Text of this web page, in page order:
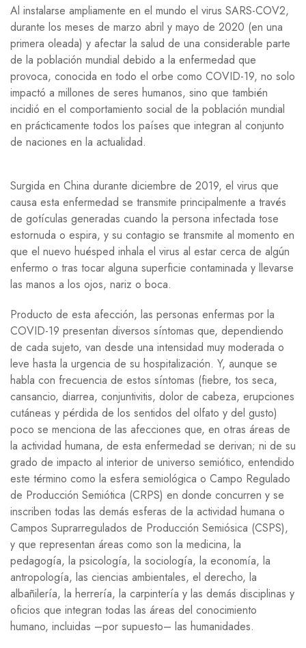
Al instalarse ampliamente en el mundo el virus SARS-COV2,
durante los meses de marzo abril y mayo de 2020 (en una
primera oleada) y afectar la salud de una considerable parte
de la población mundial debido a la enfermedad que
provoca, conocida en todo el orbe como COVID-19, no solo
impactó a millones de seres humanos, sino que también
incidió en el comportamiento social de la población mundial
en prácticamente todos los países que integran al conjunto
de naciones en la actualidad.
Surgida en China durante diciembre de 2019, el virus que
causa esta enfermedad se transmite principalmente a través
de gotículas generadas cuando la persona infectada tose
estornuda o espira, y su contagio se transmite al momento en
que el nuevo huésped inhala el virus al estar cerca de algún
enfermo o tras tocar alguna superficie contaminada y llevarse
las manos a los ojos, nariz o boca.
Producto de esta afección, las personas enfermas por la
COVID-19 presentan diversos síntomas que, dependiendo
de cada sujeto, van desde una intensidad muy moderada o
leve hasta la urgencia de su hospitalización. Y, aunque se
habla con frecuencia de estos síntomas (fiebre, tos seca,
cansancio, diarrea, conjuntivitis, dolor de cabeza, erupciones
cutáneas y pérdida de los sentidos del olfato y del gusto)
poco se menciona de las afecciones que, en otras áreas de
la actividad humana, de esta enfermedad se derivan; ni de su
grado de impacto al interior de universo semiótico, entendido
este término como la esfera semiológica o Campo Regulado
de Producción Semiótica (CRPS) en donde concurren y se
inscriben todas las demás esferas de la actividad humana o
Campos Suprarregulados de Producción Semiósica (CSPS),
y que representan áreas como son la medicina, la
pedagogía, la psicología, la sociología, la economía, la
antropología, las ciencias ambientales, el derecho, la
albañilería, la herrería, la carpintería y las demás disciplinas y
oficios que integran todas las áreas del conocimiento
humano, incluidas –por supuesto– las humanidades.